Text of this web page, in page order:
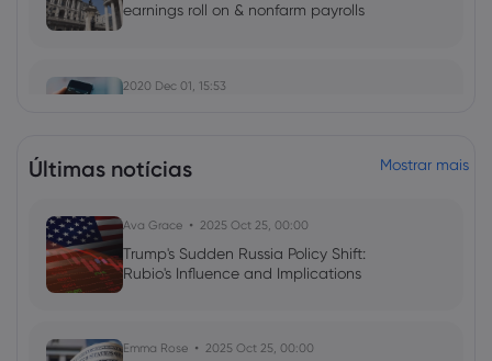
earnings roll on & nonfarm payrolls
2020 Dec 01, 15:53
Últimas notícias Mostrar mais
Ava Grace 2025 Oct 25, 00:00
Trump's Sudden Russia Policy Shift:
Rubio's Influence and Implications
Emma Rose 2025 Oct 25, 00:00